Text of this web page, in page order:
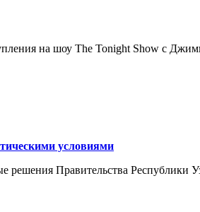
на шоу The Tonight Show с
условиями
Правительства Республики